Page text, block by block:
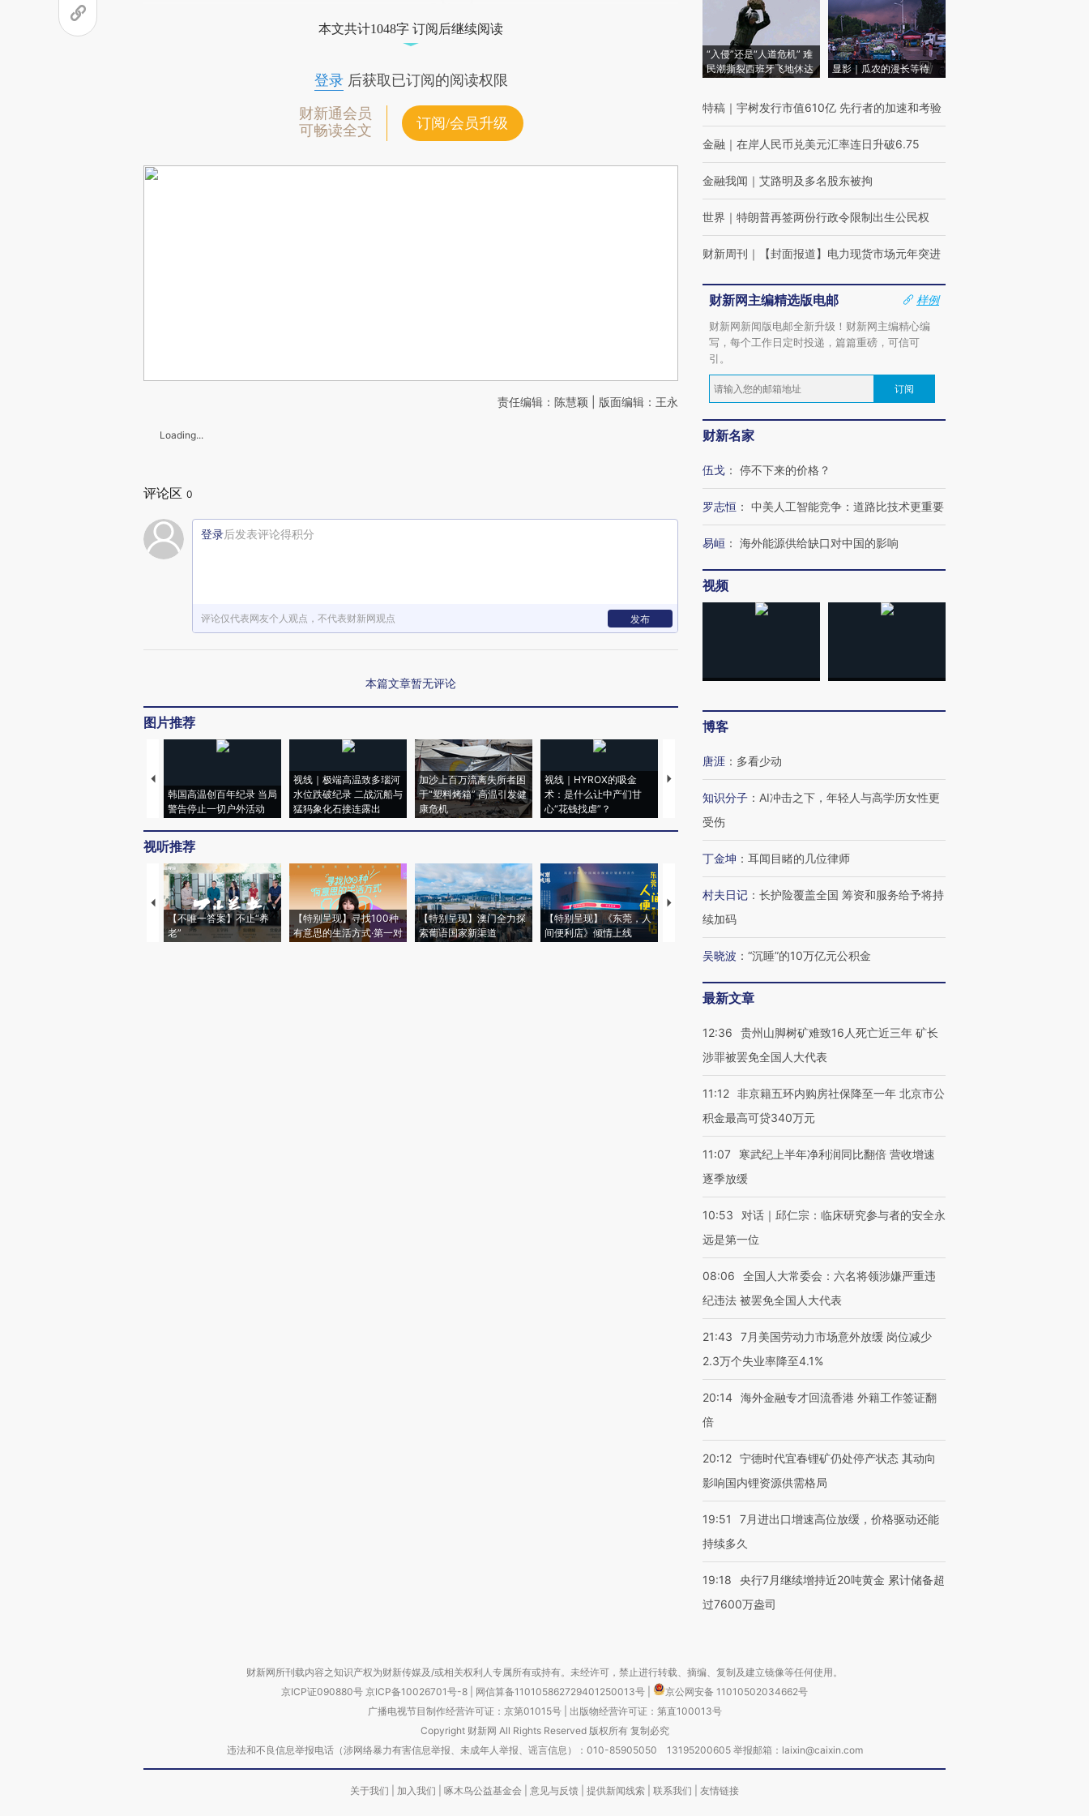
本文共计1048字 订阅后继续阅读
登录后获取已订阅的阅读权限
财新通会员
可畅读全文
订阅/会员升级
责任编辑：陈慧颖 | 版面编辑：王永
Loading...
评论区 0
登录后发表评论得积分
评论仅代表网友个人观点，不代表财新网观点 发布
本篇文章暂无评论
图片推荐
韩国高温创百年纪录 当局
警告停止一切户外活动
视线｜极端高温致多瑙河
水位跌破纪录 二战沉船与
猛犸象化石接连露出
加沙上百万流离失所者困
于“塑料烤箱” 高温引发健
康危机
视线｜HYROX的吸金
术：是什么让中产们甘
心“花钱找虐”？
马航飞行员跨国走私7万
粒摇头丸 尿检体内含3种
视线｜被称为“蟑螂”的印
度Z世代 用街头抗争将教
视线｜“入侵”还是“人道危
机”？难民潮撕裂西班牙
视听推荐
【不唯一答案】不止“养
老”
【特别呈现】寻找100种
有意思的生活方式·第一对
【特别呈现】澳门全力探
索葡语国家新渠道
【特别呈现】《东莞，人
间便利店》倾情上线
【推广】走进第四届链博
会，让数智科技“链”接产
【商旅对话】华住集团
“入侵”还是“人道危机” 难
民潮撕裂西班牙飞地休达
显影｜瓜农的漫长等待
特稿 ｜ 宇树发行市值610亿 先行者的加速和考验
金融 ｜ 在岸人民币兑美元汇率连日升破6.75
金融我闻 ｜ 艾路明及多名股东被拘
世界 ｜ 特朗普再签两份行政令限制出生公民权
财新周刊 ｜ 【封面报道】电力现货市场元年突进
财新网主编精选版电邮
样例
财新网新闻版电邮全新升级！财新网主编精心编
写，每个工作日定时投递，篇篇重磅，可信可
引。
订阅
财新名家
伍戈 ： 停不下来的价格？
罗志恒 ： 中美人工智能竞争：道路比技术更重要
易峘 ： 海外能源供给缺口对中国的影响
视频
博客
唐涯 ： 多看少动
知识分子 ： AI冲击之下，年轻人与高学历女性更
受伤
丁金坤 ： 耳闻目睹的几位律师
村夫日记 ： 长护险覆盖全国 筹资和服务给予将持
续加码
吴晓波 ： “沉睡”的10万亿元公积金
最新文章
12:36
贵州山脚树矿难致16人死亡近三年 矿长
涉罪被罢免全国人大代表
11:12 非京籍五环内购房社保降至一年 北京市公
积金最高可贷340万元
11:07
寒武纪上半年净利润同比翻倍 营收增速
逐季放缓
10:53
对话｜邱仁宗：临床研究参与者的安全永
远是第一位
08:06
全国人大常委会：六名将领涉嫌严重违
纪违法 被罢免全国人大代表
21:43
7月美国劳动力市场意外放缓 岗位减少
2.3万个失业率降至4.1%
20:14 海外金融专才回流香港 外籍工作签证翻
倍
20:12 宁德时代宜春锂矿仍处停产状态 其动向
影响国内锂资源供需格局
19:51
7月进出口增速高位放缓，价格驱动还能
持续多久
19:18
央行7月继续增持近20吨黄金 累计储备超
过7600万盎司
财新网所刊载内容之知识产权为财新传媒及/或相关权利人专属所有或持有。未经许可，禁止进行转载、摘编、复制及建立镜像等任何使用。
京ICP证090880号 京ICP备10026701号-8 网信算备110105862729401250013号
京公网安备 11010502034662号
广播电视节目制作经营许可证：京第01015号| 出版物经营许可证：第直100013号
Copyright 财新网 All Rights Reserved 版权所有 复制必究
违法和不良信息举报电话（涉网络暴力有害信息举报、未成年人举报、谣言信息）：010-85905050 13195200605 举报邮箱：laixin@caixin.com
关于我们 加入我们 啄木鸟公益基金会 意见与反馈 提供新闻线索 联系我们 友情链接